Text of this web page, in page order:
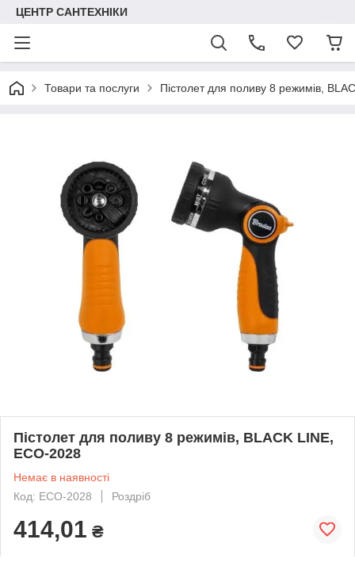
ЦЕНТР САНТЕХНІКИ
Товари та послуги Пістолет для поливу 8 режимів,
Пістолет для поливу 8 режимів, BLACK LINE,
ECO-2028
Немає в наявності
Код: ECO-2028
Роздріб
414,01 ₴